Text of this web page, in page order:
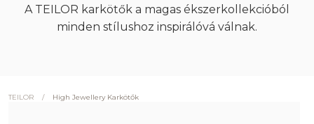
A TEILOR karkötők a magas ékszerkollekcióból
minden stílushoz inspirálóvá válnak.
TEILOR / High Jewellery Karkötők